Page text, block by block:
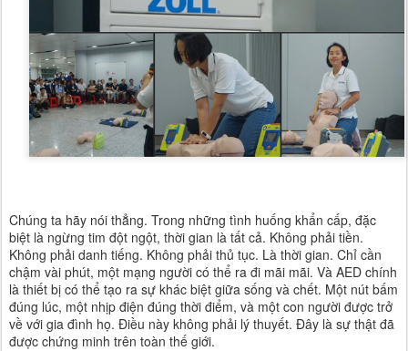
Chúng ta hãy nói thẳng. Trong những tình huống khẩn cấp, đặc
biệt là ngừng tim đột ngột, thời gian là tất cả. Không phải tiền.
Không phải danh tiếng. Không phải thủ tục. Là thời gian. Chỉ cần
chậm vài phút, một mạng người có thể ra đi mãi mãi. Và AED chính
là thiết bị có thể tạo ra sự khác biệt giữa sống và chết. Một nút bấm
đúng lúc, một nhịp điện đúng thời điểm, và một con người được trở
về với gia đình họ. Điều này không phải lý thuyết. Đây là sự thật đã
được chứng minh trên toàn thế giới.